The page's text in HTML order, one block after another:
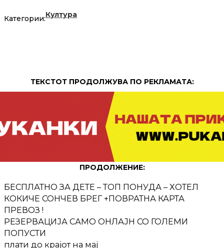
Категории:Култура
ТЕКСТОТ ПРОДОЛЖУВА ПО РЕКЛАМАТА:
ПРОДОЛЖЕНИЕ:
БЕСПЛАТНО ЗА ДЕТЕ – ТОП ПОНУДА – ХОТЕЛ
КОКИЧЕ СОНЧЕВ БРЕГ +ПОВРАТНА КАРТА
ПРЕВОЗ !
РЕЗЕРВАЦИЈА САМО ОНЛАЈН СО ГОЛЕМИ
ПОПУСТИ
плати до крајот на мај